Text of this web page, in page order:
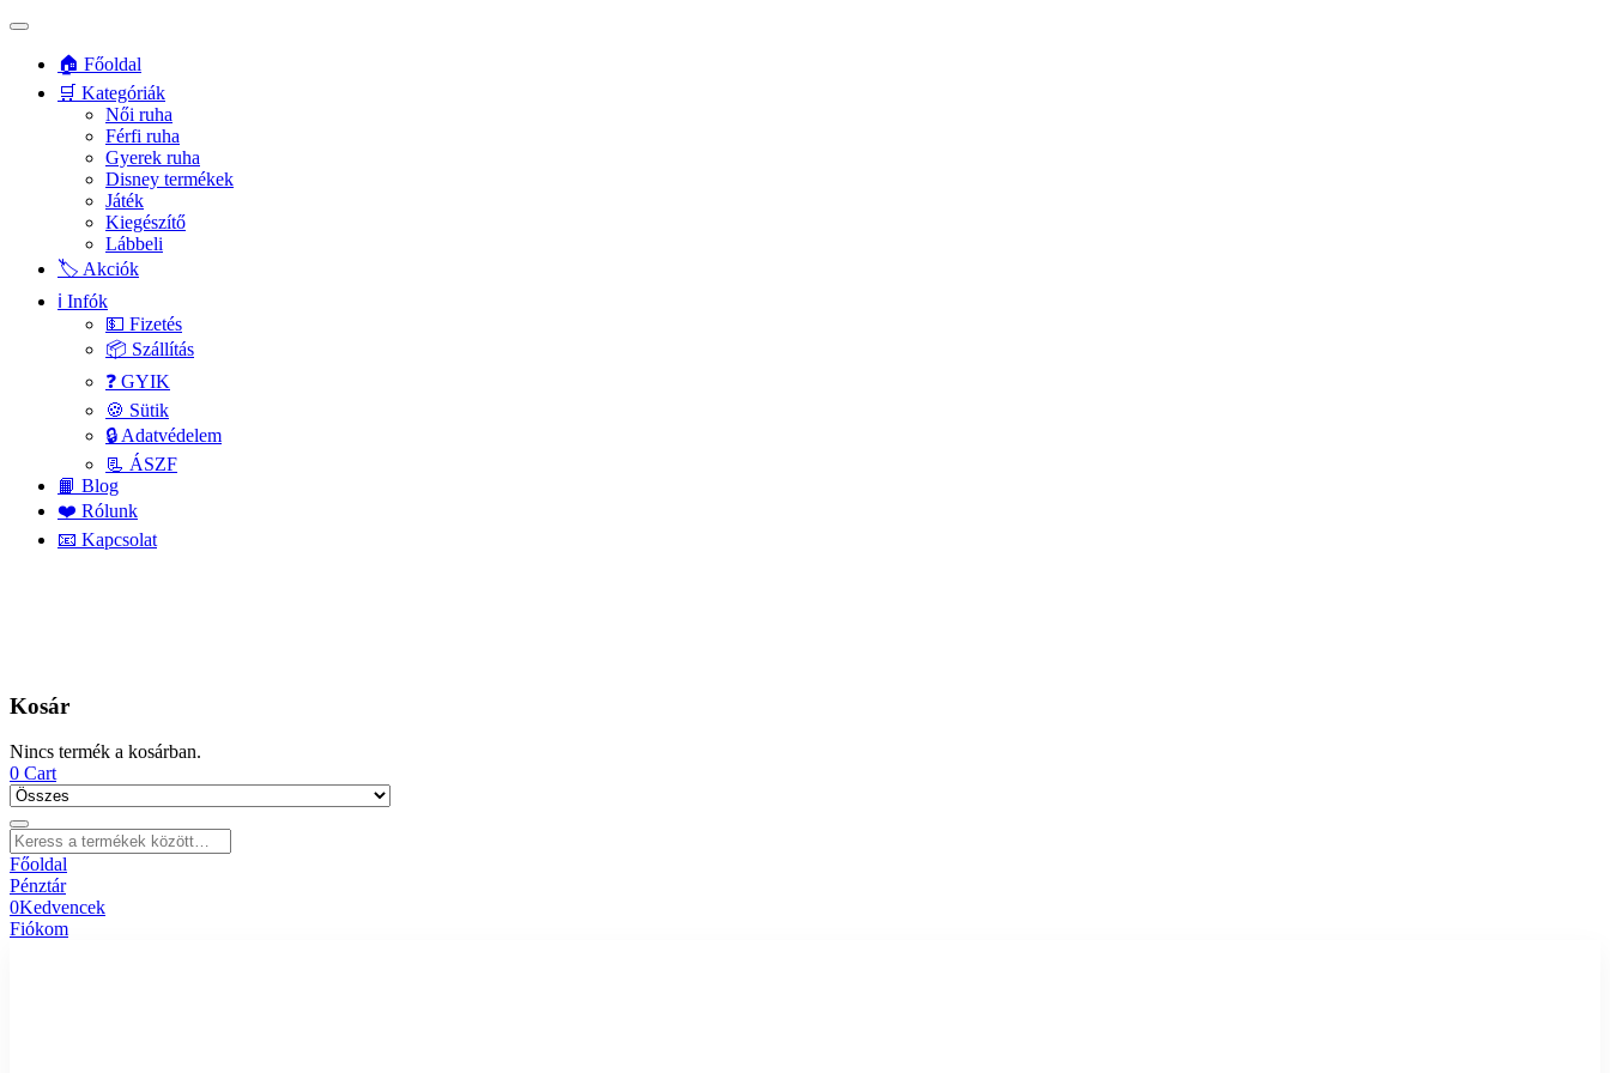
🏠 Főoldal
🛒 Kategóriák
Női ruha
Férfi ruha
Gyerek ruha
Disney termékek
Játék
Kiegészítő
Lábbeli
🏷️ Akciók
ℹ️ Infók
💵 Fizetés
📦 Szállítás
❓ GYIK
🍪 Sütik
🔒 Adatvédelem
📃 ÁSZF
📙 Blog
❤️ Rólunk
📧 Kapcsolat
Kosár
Nincs termék a kosárban.
0 Cart
Főoldal
Pénztár
0Kedvencek
Fiókom